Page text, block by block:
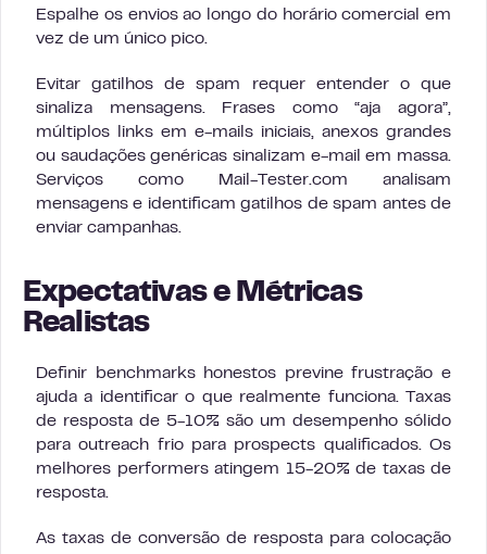
Espalhe os envios ao longo do horário comercial em
vez de um único pico.
Evitar gatilhos de spam requer entender o que
sinaliza mensagens. Frases como “aja agora”,
múltiplos links em e-mails iniciais, anexos grandes
ou saudações genéricas sinalizam e-mail em massa.
Serviços como Mail-Tester.com analisam
mensagens e identificam gatilhos de spam antes de
enviar campanhas.
Expectativas e Métricas
Realistas
Definir benchmarks honestos previne frustração e
ajuda a identificar o que realmente funciona. Taxas
de resposta de 5-10% são um desempenho sólido
para outreach frio para prospects qualificados. Os
melhores performers atingem 15-20% de taxas de
resposta.
As taxas de conversão de resposta para colocação